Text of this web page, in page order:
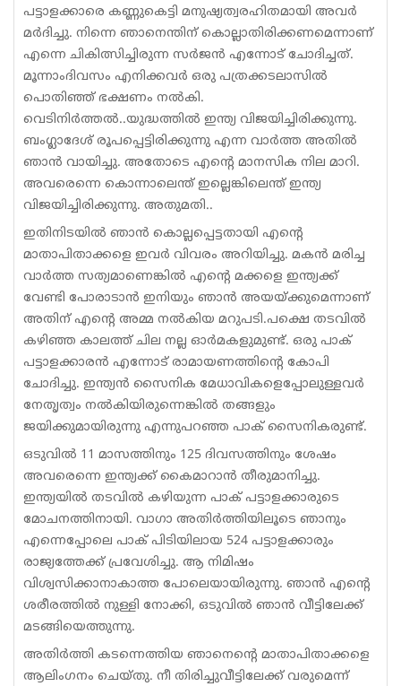
പട്ടാളക്കാരെ കണ്ണുകെട്ടി മനുഷ്യത്വരഹിതമായി അവര്‍
മര്‍ദിച്ചു. നിന്നെ ഞാനെന്തിന് കൊല്ലാതിരിക്കണമെന്നാണ്
എന്നെ ചികിത്സിച്ചിരുന്ന സര്‍ജന്‍ എന്നോട് ചോദിച്ചത്.
മൂന്നാംദിവസം എനിക്കവര്‍ ഒരു പത്രക്കടലാസില്‍
പൊതിഞ്ഞ് ഭക്ഷണം നല്‍കി.
വെടിനിര്‍ത്തല്‍..യുദ്ധത്തില്‍ ഇന്ത്യ വിജയിച്ചിരിക്കുന്നു.
ബംഗ്ലാദേശ് രൂപപ്പെട്ടിരിക്കുന്നു എന്ന വാര്‍ത്ത അതില്‍
ഞാന്‍ വായിച്ചു. അതോടെ എന്റെ മാനസിക നില മാറി.
അവരെന്നെ കൊന്നാലെന്ത് ഇല്ലെങ്കിലെന്ത് ഇന്ത്യ
വിജയിച്ചിരിക്കുന്നു. അതുമതി..
ഇതിനിടയില്‍ ഞാന്‍ കൊല്ലപ്പെട്ടതായി എന്റെ
മാതാപിതാക്കളെ ഇവര്‍ വിവരം അറിയിച്ചു. മകന്‍ മരിച്ച
വാര്‍ത്ത സത്യമാണെങ്കില്‍ എന്റെ മക്കളെ ഇന്ത്യക്ക്
വേണ്ടി പോരാടാന്‍ ഇനിയും ഞാന്‍ അയയ്ക്കുമെന്നാണ്
അതിന് എന്റെ അമ്മ നല്‍കിയ മറുപടി.പക്ഷെ തടവില്‍
കഴിഞ്ഞ കാലത്ത് ചില നല്ല ഓര്‍മകളുമുണ്ട്. ഒരു പാക്
പട്ടാളക്കാരന്‍ എന്നോട് രാമായണത്തിന്റെ കോപി
ചോദിച്ചു. ഇന്ത്യന്‍ സൈനിക മേധാവികളെപ്പോലുള്ളവര്‍
നേതൃത്വം നല്‍കിയിരുന്നെങ്കില്‍ തങ്ങളും
ജയിക്കുമായിരുന്നു എന്നുപറഞ്ഞ പാക് സൈനികരുണ്ട്.
ഒടുവില്‍ 11 മാസത്തിനും 125 ദിവസത്തിനും ശേഷം
അവരെന്നെ ഇന്ത്യക്ക് കൈമാറാന്‍ തീരുമാനിച്ചു.
ഇന്ത്യയില്‍ തടവില്‍ കഴിയുന്ന പാക് പട്ടാളക്കാരുടെ
മോചനത്തിനായി. വാഗാ അതിര്‍ത്തിയിലൂടെ ഞാനും
എന്നെപ്പോലെ പാക് പിടിയിലായ 524 പട്ടാളക്കാരും
രാജ്യത്തേക്ക് പ്രവേശിച്ചു. ആ നിമിഷം
വിശ്വസിക്കാനാകാത്ത പോലെയായിരുന്നു. ഞാന്‍ എന്റെ
ശരീരത്തില്‍ നുള്ളി നോക്കി, ഒടുവില്‍ ഞാന്‍ വീട്ടിലേക്ക്
മടങ്ങിയെത്തുന്നു.
അതിര്‍ത്തി കടന്നെത്തിയ ഞാനെന്റെ മാതാപിതാക്കളെ
ആലിംഗനം ചെയ്തു. നീ തിരിച്ചുവീട്ടിലേക്ക് വരുമെന്ന്